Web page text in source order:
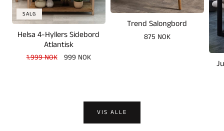
SALG
Helsa 4-Hyllers Sidebord
Atlantisk
Vanlig
1.999 NOK Salgspris
999 NOK
Trend Salongbord
Vanlig
875 NOK
VIS ALLE